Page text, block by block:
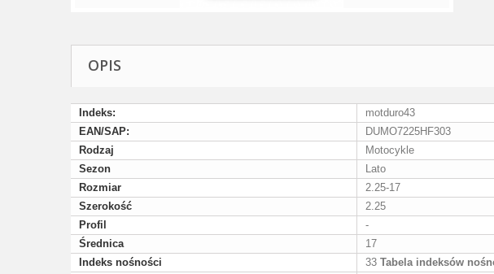
OPIS
Indeks:
motduro43
EAN/SAP:
DUMO7225HF303
Rodzaj
Motocykle
Sezon
Lato
Rozmiar
2.25-17
Szerokość
2.25
Profil
-
Średnica
17
Indeks nośności
33 Tabela indeksów